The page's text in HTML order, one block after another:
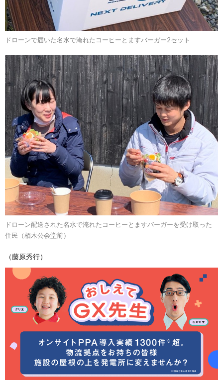
ドローンで届いた名水で淹れたコーヒーとますバーガー2セット
ドローン配送された名水で淹れたコーヒーとますバーガーを受け取った
住民（栢木公会堂前）
（藤原秀行）